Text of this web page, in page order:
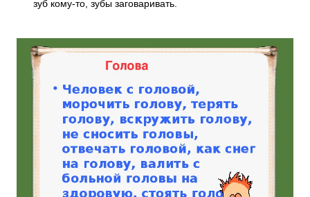
зуб кому-то, зубы заговаривать.